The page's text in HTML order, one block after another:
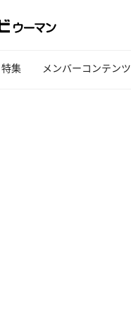
特集 メンバーコンテンツ